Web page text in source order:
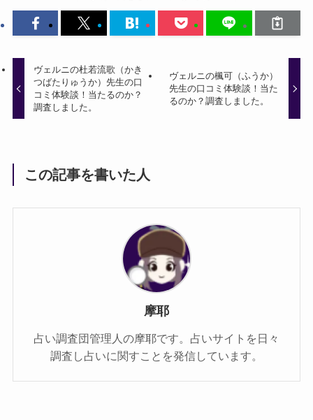
ヴェルニの杜若流歌（かき
つばたりゅうか）先生の口
コミ体験談！当たるのか？
調査しました。
ヴェルニの楓可（ふうか）
先生の口コミ体験談！当た
るのか？調査しました。
この記事を書いた人
摩耶
占い調査団管理人の摩耶です。占いサイトを日々
調査し占いに関すことを発信しています。